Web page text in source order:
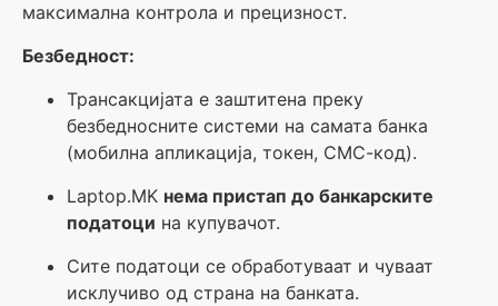
максимална контрола и прецизност.
Безбедност:
Трансакцијата е заштитена преку
безбедносните системи на самата банка
(мобилна апликација, токен, СМС-код).
Laptop.MK нема пристап до банкарските
податоци на купувачот.
Сите податоци се обработуваат и чуваат
исклучиво од страна на банката.